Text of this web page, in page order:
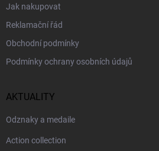
Jak nakupovat
Reklamační řád
Obchodní podmínky
Podmínky ochrany osobních údajů
AKTUALITY
Odznaky a medaile
Action collection